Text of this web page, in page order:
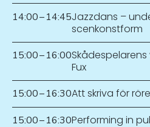
14:00–14:45Jazzdans –
scenkonstform
15:00–16:00
Fux
15:00–16:30Att skriva för
15:00–16:30Performing in